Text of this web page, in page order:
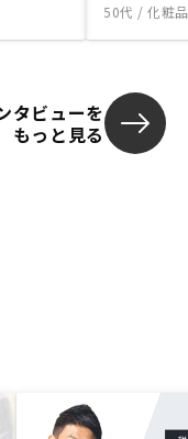
50代 / 化粧
タビューを
もっと見る